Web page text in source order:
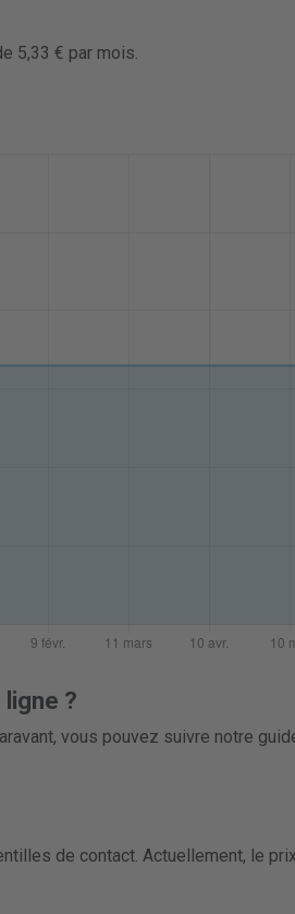
5,33 € par mois.
?
vous pouvez suivre notre
de contact. Actuellement, le